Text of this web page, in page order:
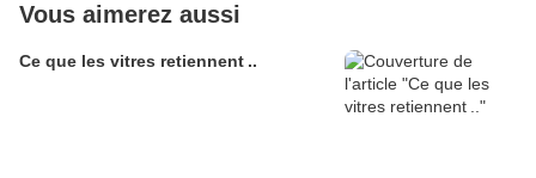
Vous aimerez aussi
Ce que les vitres retiennent ..